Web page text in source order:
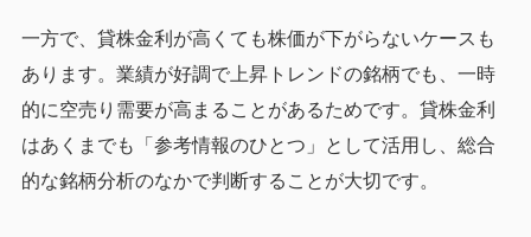
一方で、貸株金利が高くても株価が下がらないケースも
あります。業績が好調で上昇トレンドの銘柄でも、一時
的に空売り需要が高まることがあるためです。貸株金利
はあくまでも「参考情報のひとつ」として活用し、総合
的な銘柄分析のなかで判断することが大切です。